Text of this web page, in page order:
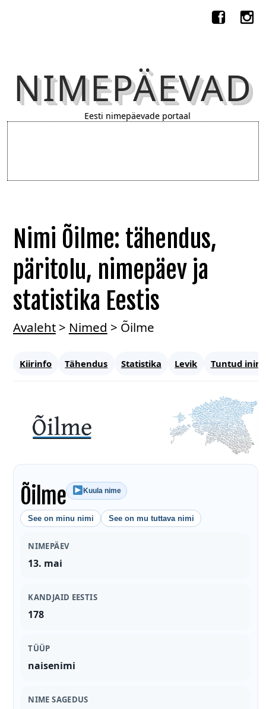
NIMEPÄEVAD
Eesti nimepäevade portaal
Nimi Õilme: tähendus,
päritolu, nimepäev ja
statistika Eestis
Avaleht> Nimed > Õilme
Kiirinfo Tähendus Statistika Levik Tuntud
Õilme Kuula nime
See on minu nimi See on mu tuttava nimi
NIMEPÄEV
13. mai
KANDJAID EESTIS
178
TÜÜP
naisenimi
NIME SAGEDUS